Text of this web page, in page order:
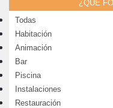
¿QUÉ
Todas
Habitación
Animación
Bar
Piscina
Instalaciones
Restauración